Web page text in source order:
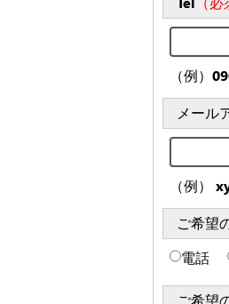
（例）
メール
（例）
ご希望
電話
ご希望